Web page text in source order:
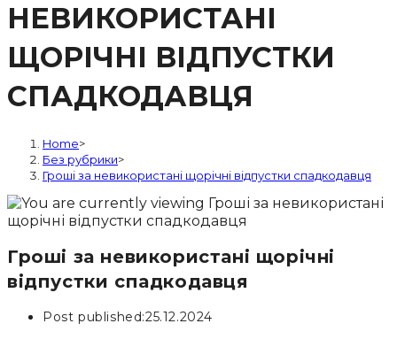
НЕВИКОРИСТАНІ
ЩОРІЧНІ ВІДПУСТКИ
СПАДКОДАВЦЯ
Home>
Без рубрики>
Гроші за невикористані щорічні відпустки спадкодавця
Гроші за невикористані щорічні
відпустки спадкодавця
Post published:25.12.2024